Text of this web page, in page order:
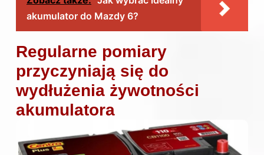
akumulator do Mazdy 6?
Regularne pomiary
przyczyniają się do
wydłużenia żywotności
akumulatora